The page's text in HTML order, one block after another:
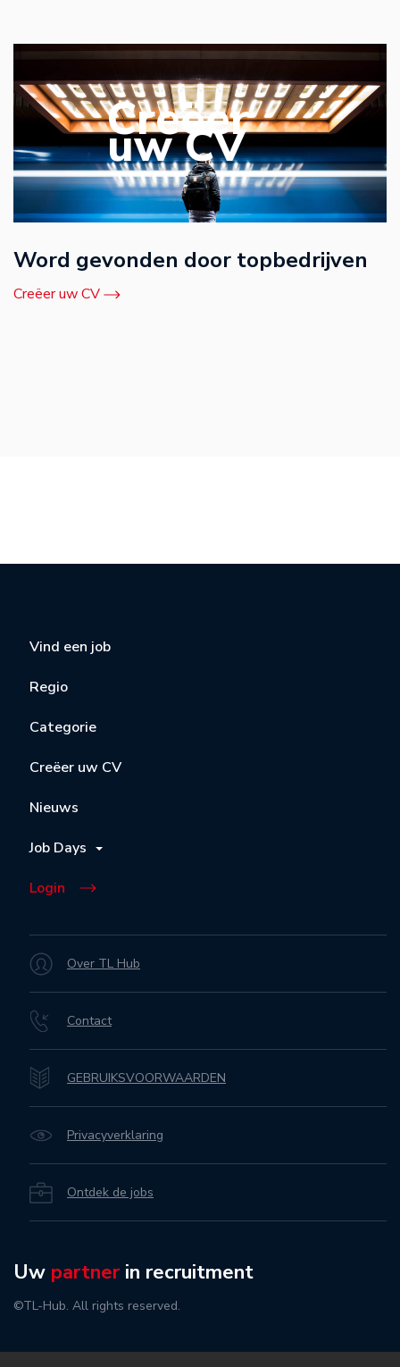
Creëer
uw CV
Word gevonden door topbedrijven
Creëer uw CV
Vind een job
Regio
Categorie
Creëer uw CV
Nieuws
Job Days
Login
Over TL Hub
Contact
GEBRUIKSVOORWAARDEN
Privacyverklaring
Ontdek de jobs
Uw partner in recruitment
©TL-Hub. All rights reserved.